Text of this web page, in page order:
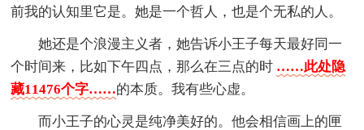
前我的认知里它是。她是一个哲人，也是个无私的人。
她还是个浪漫主义者，她告诉小王子每天最好同一
个时间来，比如下午四点，那么在三点的时 ……此处隐
藏11476个字……的本质。我有些心虚。
而小王子的心灵是纯净美好的。他会相信画上的匣